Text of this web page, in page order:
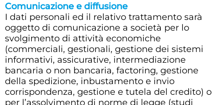
Comunicazione e diffusione
I dati personali ed il relativo trattamento sarà
oggetto di comunicazione a società per lo
svolgimento di attività economiche
(commerciali, gestionali, gestione dei sistemi
informativi, assicurative, intermediazione
bancaria o non bancaria, factoring, gestione
della spedizione, inbustamento e invio
corrispondenza, gestione e tutela del credito) o
per l’assolvimento di norme di legge (studi